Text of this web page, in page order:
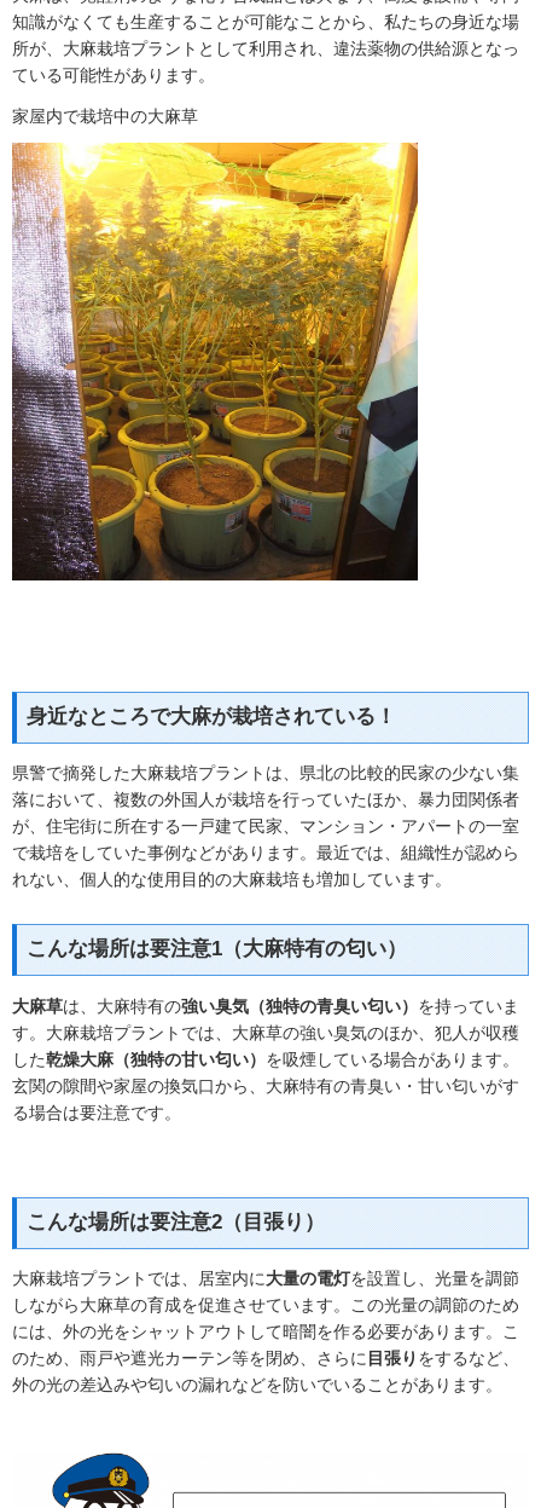
知識がなくても生産することが可能なことから、私たちの身近な場
所が、大麻栽培プラントとして利用され、違法薬物の供給源となっ
ている可能性があります。
家屋内で栽培中の大麻草
身近なところで大麻が栽培されている！
県警で摘発した大麻栽培プラントは、県北の比較的民家の少ない集
落において、複数の外国人が栽培を行っていたほか、暴力団関係者
が、住宅街に所在する一戸建て民家、マンション・アパートの一室
で栽培をしていた事例などがあります。最近では、組織性が認めら
れない、個人的な使用目的の大麻栽培も増加しています。
こんな場所は要注意1（大麻特有の匂い）
大麻草は、大麻特有の強い臭気（独特の青臭い匂い） を持っていま
す。大麻栽培プラントでは、大麻草の強い臭気のほか、犯人が収穫
した乾燥大麻（独特の甘い匂い） を吸煙している場合があります。
玄関の隙間や家屋の換気口から、大麻特有の青臭い・甘い匂いがす
る場合は要注意です。
こんな場所は要注意2（目張り）
大麻栽培プラントでは、居室内に大量の電灯を設置し、光量を調節
しながら大麻草の育成を促進させています。この光量の調節のため
には、外の光をシャットアウトして暗闇を作る必要があります。こ
のため、雨戸や遮光カーテン等を閉め、さらに 目張り をするなど、
外の光の差込みや匂いの漏れなどを防いでいることがあります。